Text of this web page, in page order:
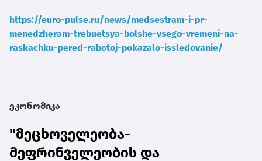
https://euro-pulse.ru/news/medsestram-i-pr-
menedzheram-trebuetsya-bolshe-vsego-vremeni-na-
raskachku-pered-rabotoj-pokazalo-issledovanie/
ეკონომიკა
"მეცხოველეობა-
მეფრინველეობის და